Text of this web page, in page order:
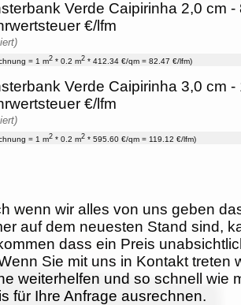
Verde Caipirinha 2,0 cm -
€/lfm
= 1 m2 * 0.2 m2 * 412.34 €/qm = 82.47 €/lfm)
Verde Caipirinha 3,0 cm -
€/lfm
= 1 m2 * 0.2 m2 * 595.60 €/qm = 119.12 €/lfm)
wenn wir alles von uns geben
auf dem neuesten Stand sind,
dass ein Preis
Sie mit uns in Kontakt treten
weiterhelfen und so schnell wie
für Ihre Anfrage ausrechnen.